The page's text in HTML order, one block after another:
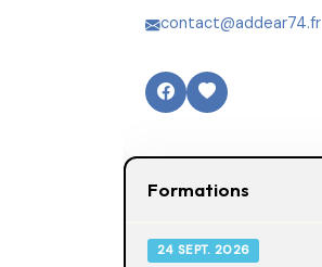
contact@addear74.fr
Formations
24 SEPT. 2026